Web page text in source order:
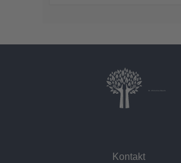
Dr. Christina Baum
Kontakt